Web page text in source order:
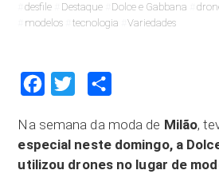
desfile
Destaque Dolce e Gabbana
modelos
tecnologia Variedades
Facebook Twitter
Na semana da moda de Milão,
especial neste domingo, a
utilizou drones no lugar de